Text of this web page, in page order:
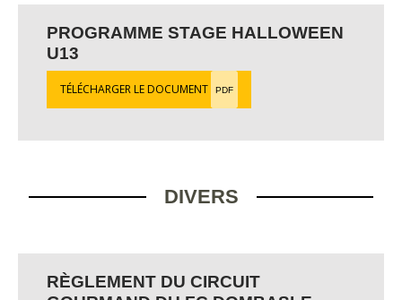
PROGRAMME STAGE HALLOWEEN
U13
TÉLÉCHARGER LE DOCUMENT PDF
DIVERS
RÈGLEMENT DU CIRCUIT